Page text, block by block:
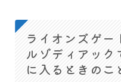
ライオンズゲ
ルゾディアック
に入るときのこ